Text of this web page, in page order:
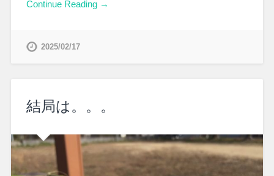
Continue Reading →
2025/02/17
結局は。。。